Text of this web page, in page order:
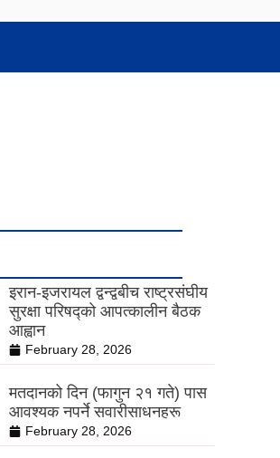
इरान-इजरायल द्वन्द्वबीच राष्ट्रसंघीय
सुरक्षा परिषद्को आपत्कालीन बैठक
आह्वान
February 28, 2026
मतदानको दिन (फागुन २१ गते) पास
आवश्यक नपर्ने सवारीसाधनहरू
February 28, 2026